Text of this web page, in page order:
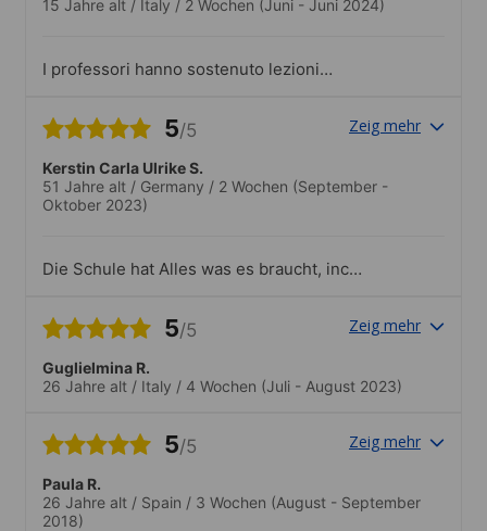
15 Jahre alt / Italy / 2 Wochen (Juni - Juni 2024)
I professori hanno sostenuto lezioni
ottima.Bellissime gite e attività varie
5/5 Zeig mehr
Kerstin Carla Ulrike S.
51 Jahre alt / Germany / 2 Wochen (September -
Oktober 2023)
Die Schule hat Alles was es braucht, incl.
5/5 Zeig mehr
Guglielmina R.
26 Jahre alt / Italy / 4 Wochen (Juli - August 2023)
5/5 Zeig mehr
Paula R.
26 Jahre alt / Spain / 3 Wochen (August - September
2018)